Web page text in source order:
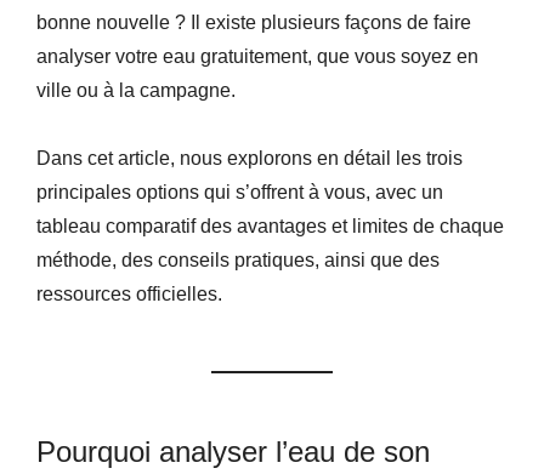
bonne nouvelle ? Il existe plusieurs façons de faire
analyser votre eau gratuitement, que vous soyez en
ville ou à la campagne.
Dans cet article, nous explorons en détail les trois
principales options qui s’offrent à vous, avec un
tableau comparatif des avantages et limites de chaque
méthode, des conseils pratiques, ainsi que des
ressources officielles.
Pourquoi analyser l’eau de son